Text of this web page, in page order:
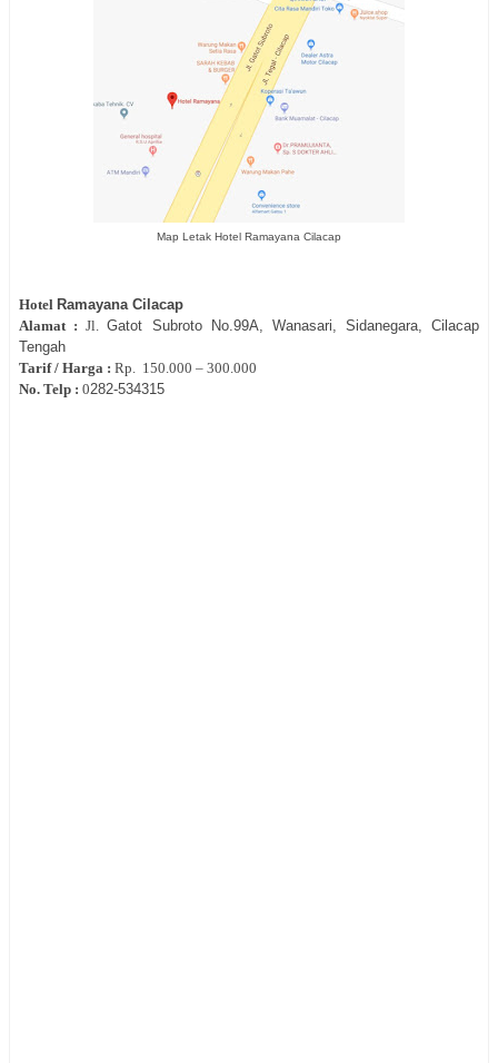
Map Letak Hotel Ramayana Cilacap
Hotel Ramayana Cilacap
Alamat : Jl.Gatot Subroto No.99A, Wanasari, Sidanegara, Cilacap
Tengah
Tarif / Harga : Rp. 150.000 – 300.000
No. Telp : 0282‐534315